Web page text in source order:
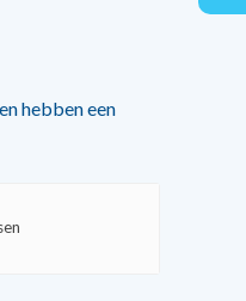
hebben een